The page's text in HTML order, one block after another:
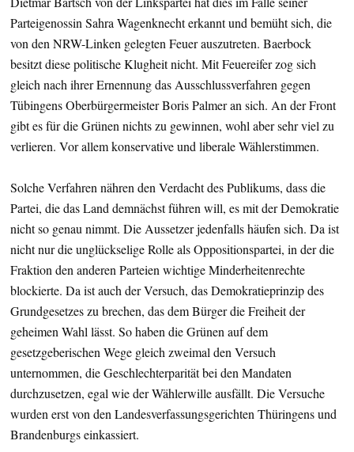
Parteigenossin Sahra Wagenknecht erkannt und bemüht sich, die
von den NRW-Linken gelegten Feuer auszutreten. Baerbock
besitzt diese politische Klugheit nicht. Mit Feuereifer zog sich
gleich nach ihrer Ernennung das Ausschlussverfahren gegen
Tübingens Oberbürgermeister Boris Palmer an sich. An der Front
gibt es für die Grünen nichts zu gewinnen, wohl aber sehr viel zu
verlieren. Vor allem konservative und liberale Wählerstimmen.
Solche Verfahren nähren den Verdacht des Publikums, dass die
Partei, die das Land demnächst führen will, es mit der Demokratie
nicht so genau nimmt. Die Aussetzer jedenfalls häufen sich. Da ist
nicht nur die unglückselige Rolle als Oppositionspartei, in der die
Fraktion den anderen Parteien wichtige Minderheitenrechte
blockierte. Da ist auch der Versuch, das Demokratieprinzip des
Grundgesetzes zu brechen, das dem Bürger die Freiheit der
geheimen Wahl lässt. So haben die Grünen auf dem
gesetzgeberischen Wege gleich zweimal den Versuch
unternommen, die Geschlechterparität bei den Mandaten
durchzusetzen, egal wie der Wählerwille ausfällt. Die Versuche
wurden erst von den Landesverfassungsgerichten Thüringens und
Brandenburgs einkassiert.